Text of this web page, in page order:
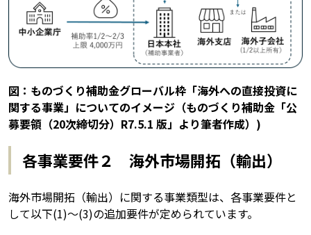
図：ものづくり補助金グローバル枠「海外への直接投資に
関する事業」についてのイメージ（ものづくり補助金「公
募要領（20次締切分）R7.5.1 版」より筆者作成）)
各事業要件２ 海外市場開拓（輸出）
海外市場開拓（輸出）に関する事業類型は、各事業要件と
して以下(1)～(3)の追加要件が定められています。